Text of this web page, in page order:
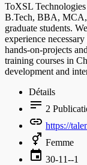
ToXSL
B.Tech, BBA,
graduate students.
experience
hands-on-projects
training courses in
development and
Détails
2
https://
Femme
30-11--1